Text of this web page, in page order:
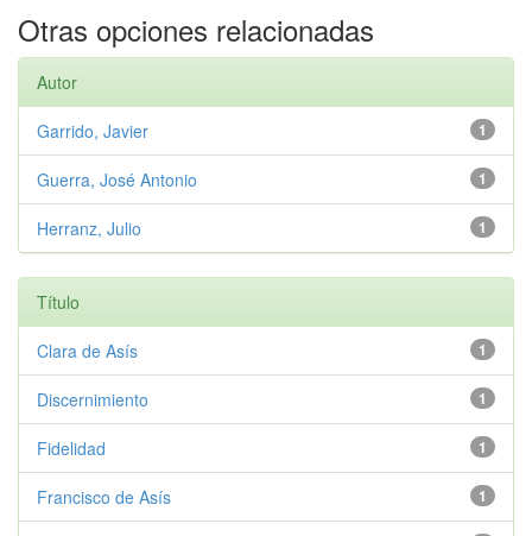
Otras opciones relacionadas
Autor
1
Garrido, Javier
1
Guerra, José Antonio
1
Herranz, Julio
Título
1
Clara de Asís
1
Discernimiento
1
Fidelidad
1
Francisco de Asís